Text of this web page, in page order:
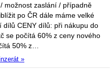
možnost zaslání / případně
po ČR dále máme velké
dílů CENY dílů: při nákupu do
se počítá 60% z ceny nového
50% z…
»